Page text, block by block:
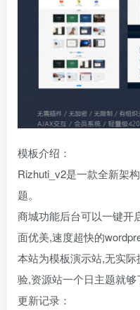
模板介绍：
Rizhuti_v2是一款全新架
题。
商城功能后台可以一键开
面优美,速度超快的
本站为模板演示站,无实
验,资源站一个日主题就够
更新记录：